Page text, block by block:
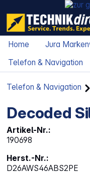
Home Jura
Telefon & Navigation
Telefon & Navigation
Decoded
Artikel-Nr.:
190698
Herst.-Nr.:
D26AWS46ABS2PE